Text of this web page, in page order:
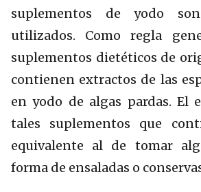
suplementos de yodo
utilizados. Como regla
suplementos dietéticos de
contienen extractos de las
en yodo de algas pardas. El
tales suplementos que
equivalente al de tomar
forma de ensaladas o